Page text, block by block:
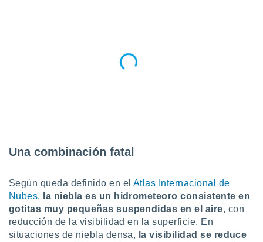
de que
sean
el sitio
se
para
Una combinación fatal
Según queda definido en el Atlas Internacional de
Nubes,
la niebla es un hidrometeoro consistente en
gotitas muy pequeñas suspendidas en el aire, con
reducción de la visibilidad en la superficie. En
situaciones de niebla densa, la visibilidad se reduce